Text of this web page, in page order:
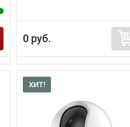
0 руб.
ХИТ!